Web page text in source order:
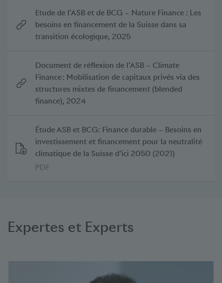
Etude de l’ASB et de BCG – Nature Finance : Les
besoins en financement de la Suisse dans sa
transition écologique, 2025
Document de réflexion de l’ASB – Climate
Finance : Mobilisation de capitaux privés via des
structures mixtes de financement (blended
finance), 2024
Étude ASB et BCG: Finance durable – Besoins en
investissement et financement pour la neutralité
climatique de la Suisse d’ici 2050 (2021)
PDF
Expertes et Experts